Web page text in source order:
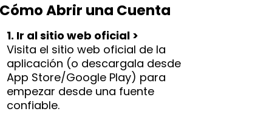
Cómo Abrir una Cuenta
1. Ir al sitio web oficial >
Visita el sitio web oficial de la
aplicación (o descargala desde
App Store/Google Play) para
empezar desde una fuente
confiable.